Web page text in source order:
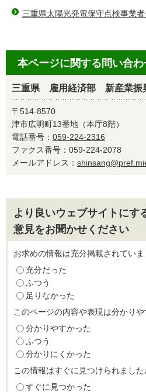
三重県太陽光発電保守点検事業
本ページに関する問い合わ
三重県 雇用経済部 新産業振
〒514-8570
津市広明町13番地（本庁8階）
電話番号： 059-224-2316
ファクス番号：059-224-2078
メールアドレス：
より良いウェブサイトにす
意見をお聞かせください
お求めの情報は充分掲載されていま
充分だった
ふつう
足りなかった
このページの内容や表現は分かり
分かりやすかった
ふつう
分かりにくかった
この情報はすぐに見つけられました
すぐに見つかった